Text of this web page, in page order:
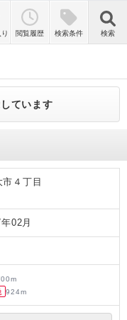
検索
閲覧履歴 検索条件 検索
ています
４丁目
02月
m
924m